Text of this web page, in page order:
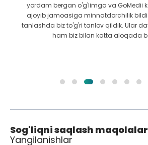
yordam bergan o'g'limga va GoMedii
ajoyib jamoasiga minnatdorchilik
tanlashda biz to'g'ri tanlov qildik. Ular
ham biz bilan katta aloqada
Sog'liqni saqlash
Yangilanishlar